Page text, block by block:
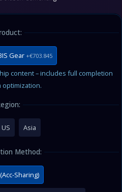
Gear+€703.845
content – includes full completion
optimization.
US Asia
Method:
Sharing)